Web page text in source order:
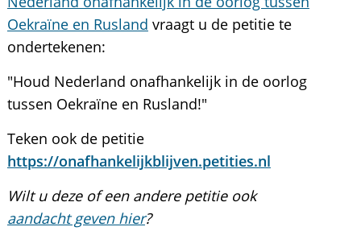
Oekraïne en Rusland vraagt u de petitie te
ondertekenen:
"Houd Nederland onafhankelijk in de oorlog
tussen Oekraïne en Rusland!"
Teken ook de petitie
https://onafhankelijkblijven.petities.nl
Wilt u deze of een andere petitie ook
aandacht geven hier?